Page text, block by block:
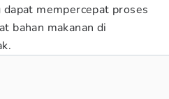
mempercepat proses
bahan makanan di